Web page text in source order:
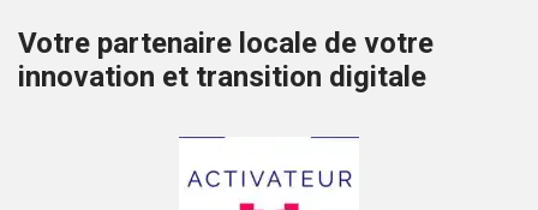
Votre partenaire locale de votre
innovation et transition digitale